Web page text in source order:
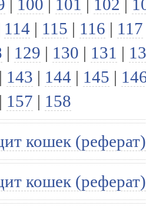
| 100 | 101 | 102 |
114 | 115 | 116 | 117
| 129 | 130 | 131 |
| 143 | 144 | 145 |
| 157 | 158
кошек (реферат)
кошек (реферат)